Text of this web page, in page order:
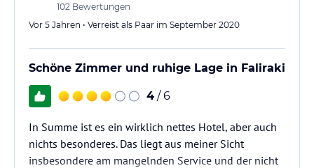
102 Bewertungen
Vor 5 Jahren • Verreist als Paar im September 2020
Schöne Zimmer und ruhige Lage in Faliraki
4 / 6
In Summe ist es ein wirklich nettes Hotel, aber auch
nichts besonderes. Das liegt aus meiner Sicht
insbesondere am mangelnden Service und der nicht